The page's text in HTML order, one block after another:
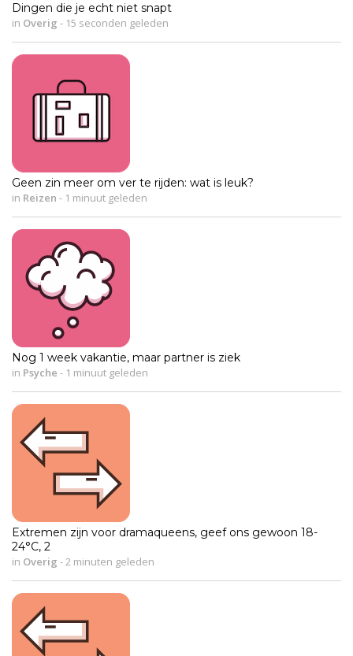
Dingen die je echt niet snapt
in Overig - 15 seconden geleden
Geen zin meer om ver te rijden: wat is leuk?
in Reizen - 1 minuut geleden
Nog 1 week vakantie, maar partner is ziek
in Psyche - 1 minuut geleden
Extremen zijn voor dramaqueens, geef ons gewoon 18-
24°C, 2
in Overig -2 minuten geleden